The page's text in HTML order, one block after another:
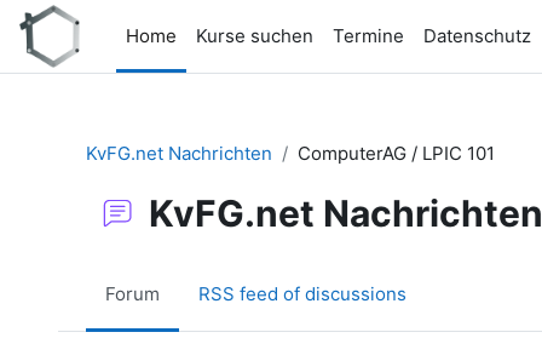
Skip to main content
Home
Kurse suchen Termine Datenschutz
KvFG.net Nachrichten
ComputerAG / LPIC 101
KvFG.net Nachrichten
Forum RSS feed of discussions